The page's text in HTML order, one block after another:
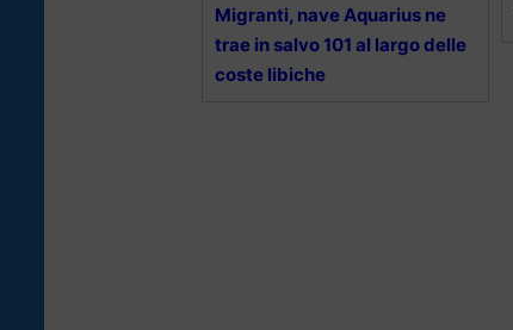
Migranti, nave Aquarius ne
trae in salvo 101 al largo delle
coste libiche